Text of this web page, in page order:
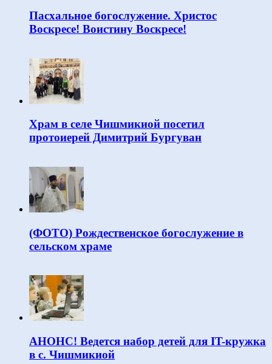
Пасхальное богослужение. Христос
Воскресе! Воистину Воскресе!
Храм в селе Чишмикиой посетил
протоиерей Димитрий Бургуван
(ФОТО) Рождественское богослужение в
сельском храме
АНОНС! Ведется набор детей для IT-кружка
в с. Чишмикиой